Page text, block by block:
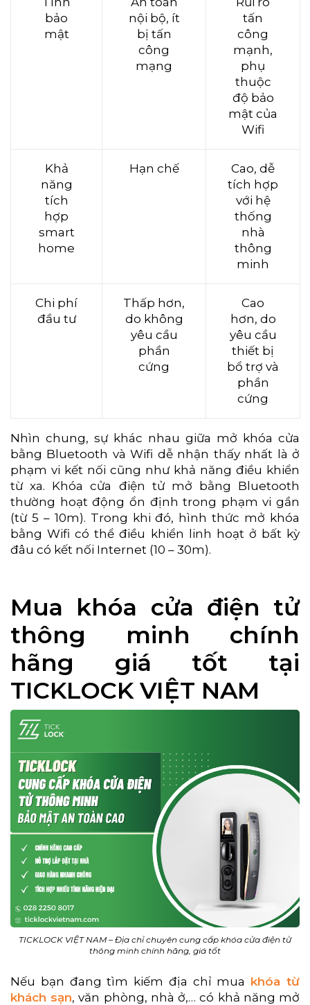
bảo
mật
nội bộ, ít
bị tấn
công
mạng
tấn
công
mạnh,
phụ
thuộc
độ bảo
mật của
Wifi
Khả
năng
tích
hợp
smart
home
Hạn chế
Cao, dễ
tích hợp
với hệ
thống
nhà
thông
minh
Chi phí
đầu tư
Thấp hơn,
do không
yêu cầu
phần
cứng
Cao
hơn, do
yêu cầu
thiết bị
bổ trợ và
phần
cứng
Nhìn chung, sự khác nhau giữa mở khóa cửa
bằng Bluetooth và Wifi dễ nhận thấy nhất là ở
phạm vi kết nối cũng như khả năng điều khiển
từ xa. Khóa cửa điện tử mở bằng Bluetooth
thường hoạt động ổn định trong phạm vi gần
(từ 5 – 10m). Trong khi đó, hình thức mở khóa
bằng Wifi có thể điều khiển linh hoạt ở bất kỳ
đâu có kết nối Internet (10 – 30m).
Mua khóa cửa điện tử
thông minh chính
hãng giá tốt tại
TICKLOCK VIỆT NAM
TICKLOCK VIỆT NAM – Địa chỉ chuyên cung cấp khóa cửa điện tử
thông minh chính hãng, giá tốt
Nếu bạn đang tìm kiếm địa chỉ mua khóa từ
khách sạn, văn phòng, nhà ở,… có khả năng mở